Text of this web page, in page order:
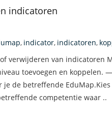
indicatoren
, indicator, indicatoren,
verwijderen van indicatoren
toevoegen en koppelen.
de betreffende
competentie waar ..